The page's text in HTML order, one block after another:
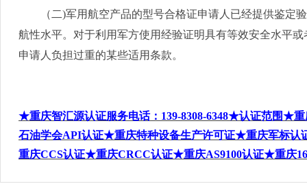
（二)军用航空产品的型号合格证申请人已经提供鉴定
航性水平。对于利用军方使用经验证明具有等效安全水平
申请人负担过重的某些适用条款。
★重庆智汇源认证服务电话： 139-8308-6348★认证范围★重
石油学会API认证★重庆特种设备生产许可证★重庆军标认
重庆CCS认证★重庆CRCC认证★重庆AS9100认证★重庆